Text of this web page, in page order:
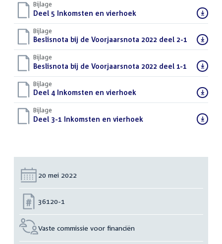
Bijlage
Download
bestand:
Deel 5 Inkomsten en vierhoek
Bijlage
Download
bestand:
Beslisnota bij de Voorjaarsnota 2022 deel 2-1 (PDF)
Bijlage
Download
bestand:
Beslisnota bij de Voorjaarsnota 2022 deel 1-1 (PDF)
Bijlage
Download
bestand:
Deel 4 Inkomsten en vierhoek(PDF)
Bijlage
Download
Deel 3-1 Inkomsten en vierhoek
Datum:
20 mei 2022
Nummer:
36120-1
Vaste commissie voor financiën